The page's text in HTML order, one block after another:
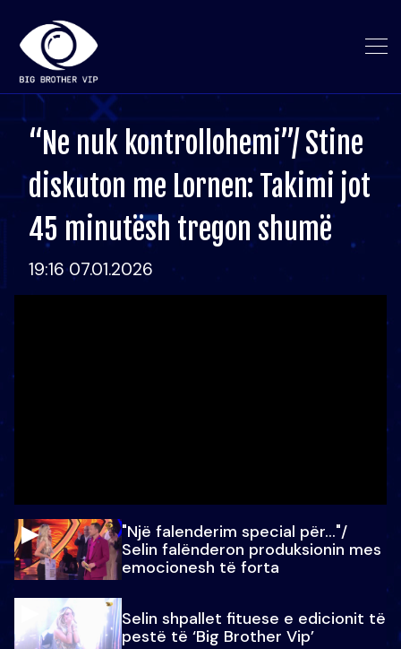
“Ne nuk kontrollohemi”/ Stine
diskuton me Lornen: Takimi jot
45 minutësh tregon shumë
19:16 07.01.2026
"Një falenderim special për…"/
Selin falënderon produksionin mes
emocionesh të forta
Selin shpallet fituese e edicionit të
pestë të ‘Big Brother Vip’